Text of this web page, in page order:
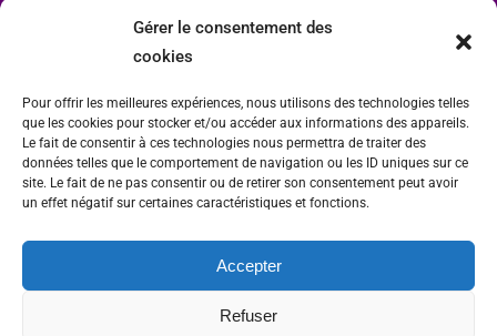
Gérer le consentement des
cookies
Pour offrir les meilleures expériences, nous utilisons des technologies telles
que les cookies pour stocker et/ou accéder aux informations des appareils.
Le fait de consentir à ces technologies nous permettra de traiter des
données telles que le comportement de navigation ou les ID uniques sur ce
site. Le fait de ne pas consentir ou de retirer son consentement peut avoir
un effet négatif sur certaines caractéristiques et fonctions.
Accepter
Refuser
Mairie de Condrieu | Copyright © 2023 |Mentions légales